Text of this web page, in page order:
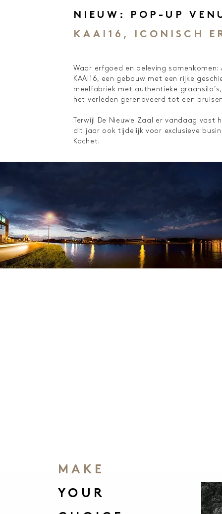
NIEUW: POP-UP
KAAI16, ICONISCH
Waar erfgoed en beleving
KAAI16, een gebouw met een rijke
meelfabriek met authentieke
het verleden gerenoveerd tot een
Terwijl De Nieuwe Zaal er vandaag
dit jaar ook tijdelijk voor exclusieve
Kachet.
MAKE
YOUR